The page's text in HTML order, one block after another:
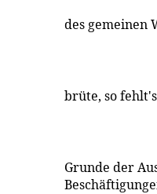
des gemeinen
brüte, so
Grunde der